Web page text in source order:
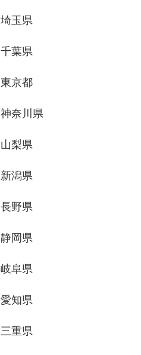
埼玉県
千葉県
東京都
神奈川県
山梨県
新潟県
長野県
静岡県
岐阜県
愛知県
三重県